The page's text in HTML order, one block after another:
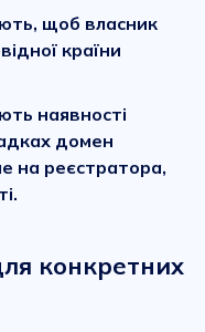
щоб власник
країни
наявності
домен
на реєстратора,
конкретних